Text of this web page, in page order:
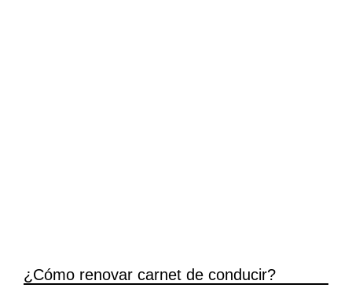
¿Cómo renovar carnet de conducir?